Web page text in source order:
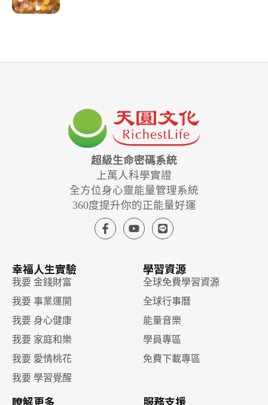
超級生命密碼系統
上萬人科學實證
全方位身心靈能量管理系統
360度提升你的正能量好運
幸福人生實驗
我要 金錢財富
我要 事業運開
我要 身心健康
我要 家庭和樂
我要 愛情桃花
我要 學習覺醒
學習資源
全球免費學習資源
全球行事曆
能量音樂
學員專區
免費下載專區
瞭解更多 服務支援